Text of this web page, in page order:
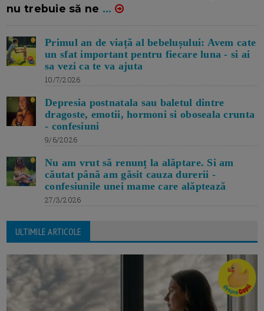
nu trebuie să ne ...
Primul an de viață al bebelușului: Avem cate
un sfat important pentru fiecare luna - si ai
sa vezi ca te va ajuta
10/7/2026
Depresia postnatala sau baletul dintre
dragoste, emotii, hormoni si oboseala crunta
- confesiuni
9/6/2026
Nu am vrut să renunț la alăptare. Si am
căutat până am găsit cauza durerii -
confesiunile unei mame care alăptează
27/3/2026
ULTIMILE ARTICOLE